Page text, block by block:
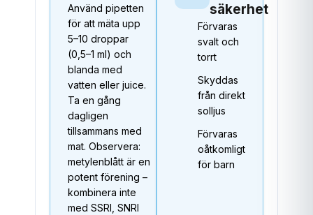
Använd pipetten
för att mäta upp
5–10 droppar
(0,5–1 ml) och
blanda med
vatten eller juice.
Ta en gång
dagligen
tillsammans med
mat. Observera:
metylenblått är en
potent förening –
kombinera inte
med SSRI, SNRI
säkerhet
Förvaras
svalt och
torrt
Skyddas
från direkt
solljus
Förvaras
oåtkomligt
för barn